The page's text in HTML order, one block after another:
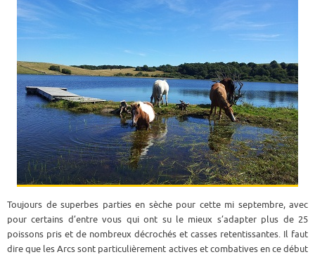
Toujours de superbes parties en sèche pour cette mi septembre, avec
pour certains d’entre vous qui ont su le mieux s’adapter plus de 25
poissons pris et de nombreux décrochés et casses retentissantes. Il faut
dire que les Arcs sont particulièrement actives et combatives en ce début